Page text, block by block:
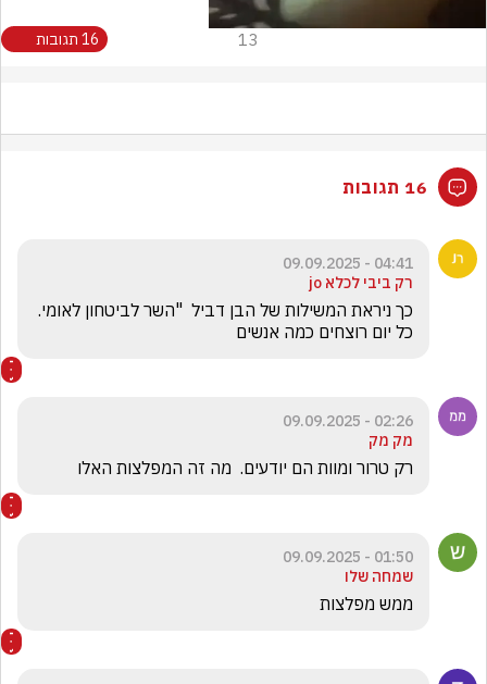
13 16 תגובות
16 תגובות
04:41 - 09.09.2025
רק ביבי לכלא jo
כל יום רוצחים כמה אנשים
02:26 - 09.09.2025
מק מק
רק טרור ומוות הם יודעים.  מה זה המפלצות האלו
01:50 - 09.09.2025
שמחה שלו
ממש מפלצות